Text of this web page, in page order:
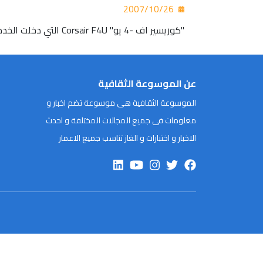
"كوريسير اف -4 يو" Corsair F4U التي دخلت الخدمة في البحرية الامريكية ابتداء من معركة "جوادالكنال" Guadalcanal في المحيط الهادي عام 1944م.
عن الموسوعة الثقافية
الموسوعة الثقافية هى موسوعة تضم اخبار و
معلومات فى جميع المجالات المختلفة و احدث
الاخبار و اختبارات و الغاز تناسب جميع الاعمار